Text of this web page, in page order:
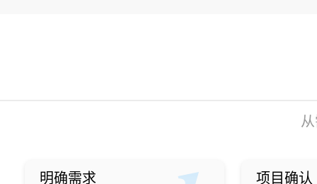
明确需求 项目确认